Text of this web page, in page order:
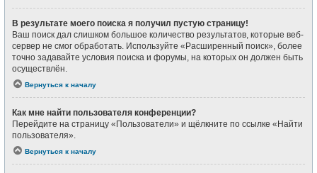
В результате моего поиска я получил пустую страницу!
Ваш поиск дал слишком большое количество результатов, которые веб-
сервер не смог обработать. Используйте «Расширенный поиск», более
точно задавайте условия поиска и форумы, на которых он должен быть
осуществлён.
Вернуться к началу
Как мне найти пользователя конференции?
Перейдите на страницу «Пользователи» и щёлкните по ссылке «Найти
пользователя».
Вернуться к началу